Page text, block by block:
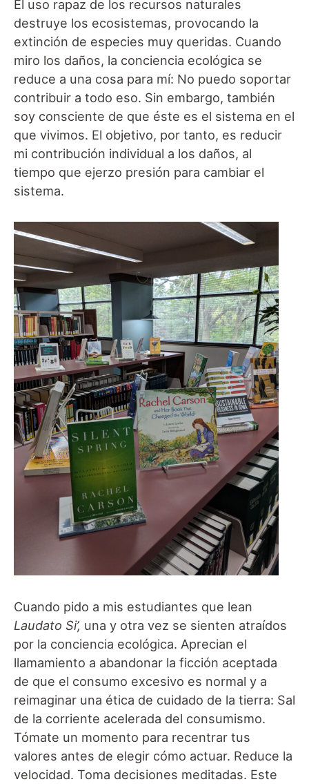
El uso rapaz de los recursos naturales
destruye los ecosistemas, provocando la
extinción de especies muy queridas. Cuando
miro los daños, la conciencia ecológica se
reduce a una cosa para mí: No puedo soportar
contribuir a todo eso. Sin embargo, también
soy consciente de que éste es el sistema en el
que vivimos. El objetivo, por tanto, es reducir
mi contribución individual a los daños, al
tiempo que ejerzo presión para cambiar el
sistema.
Cuando pido a mis estudiantes que lean
Laudato Si’, una y otra vez se sienten atraídos
por la conciencia ecológica. Aprecian el
llamamiento a abandonar la ficción aceptada
de que el consumo excesivo es normal y a
reimaginar una ética de cuidado de la tierra: Sal
de la corriente acelerada del consumismo.
Tómate un momento para recentrar tus
valores antes de elegir cómo actuar. Reduce la
velocidad. Toma decisiones meditadas. Este